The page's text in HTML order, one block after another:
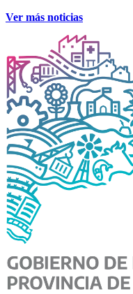
Ver más noticias